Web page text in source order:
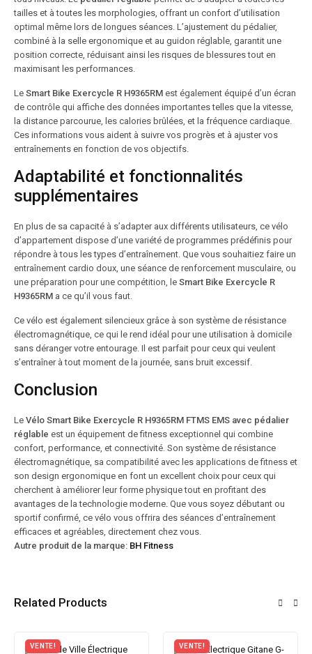
tailles et à toutes les morphologies, offrant un confort d’utilisation
optimal même lors de longues séances. L’ajustement du pédalier,
combiné à la selle ergonomique et au guidon réglable, garantit une
position correcte, réduisant ainsi les risques de blessures tout en
maximisant les performances.
Le Smart Bike Exercycle R H9365RM est également équipé d’un écran
de contrôle qui affiche des données importantes telles que la vitesse,
la distance parcourue, les calories brûlées, et la fréquence cardiaque.
Ces informations vous aident à suivre vos progrès et à ajuster vos
entraînements en fonction de vos objectifs.
Adaptabilité et fonctionnalités
supplémentaires
En plus de sa capacité à s’adapter aux différents utilisateurs, ce vélo
d’appartement dispose d’une variété de programmes prédéfinis pour
répondre à tous les types d’entraînement. Que vous souhaitiez faire un
entraînement cardio doux, une séance de renforcement musculaire, ou
une préparation pour une compétition, le Smart Bike Exercycle R
H9365RM a ce qu’il vous faut.
Ce vélo est également silencieux grâce à son système de résistance
électromagnétique, ce qui le rend idéal pour une utilisation à domicile
sans déranger votre entourage. Il est parfait pour ceux qui veulent
s’entraîner à tout moment de la journée, sans bruit excessif.
Conclusion
Le Vélo Smart Bike Exercycle R H9365RM FTMS EMS avec pédalier
réglable est un équipement de fitness exceptionnel qui combine
confort, performance, et connectivité. Son système de résistance
électromagnétique, sa compatibilité avec les applications de fitness et
son design ergonomique en font un excellent choix pour ceux qui
cherchent à améliorer leur forme physique tout en profitant des
avantages de la technologie moderne. Que vous soyez débutant ou
sportif confirmé, ce vélo vous offrira des séances d’entraînement
efficaces et agréables, directement chez vous.
Autre produit de la marque: BH Fitness
Related Products
VENTE!
VENTE!